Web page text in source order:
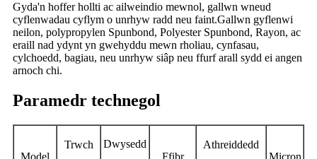
Gyda'n hoffer hollti ac ailweindio mewnol, gallwn wneud
cyflenwadau cyflym o unrhyw radd neu faint.Gallwn gyflenwi
neilon, polypropylen Spunbond, Polyester Spunbond, Rayon, ac
eraill nad ydynt yn gwehyddu mewn rholiau, cynfasau,
cylchoedd, bagiau, neu unrhyw siâp neu ffurf arall sydd ei angen
arnoch chi.
Paramedr technegol
Model
Trwch
Dwysedd
Ffibr
Athreiddedd
Micron